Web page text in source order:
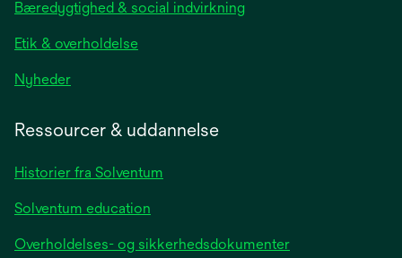
Bæredygtighed & social indvirkning
Etik & overholdelse
Nyhederopens
tab
Ressourcer & uddannelse
Historier fra Solventum
Solventum education
Overholdelses- og sikkerhedsdokumenter